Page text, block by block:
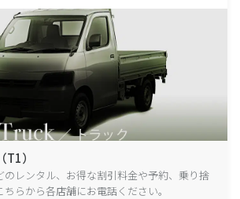
）
のレンタル、お得な割引料金や予約、乗り捨
らから各店舗にお電話ください。